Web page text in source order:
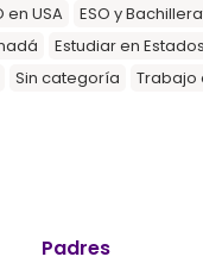
en USA
ESO y
Estudiar en
Sin categoría Trabajo
Padres